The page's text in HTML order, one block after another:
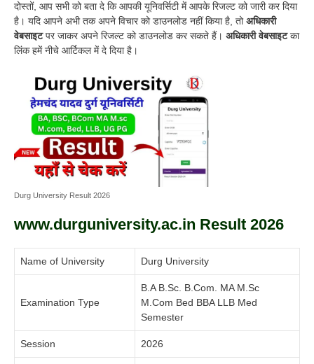
दोस्तों, आप सभी को बता दे कि आपकी यूनिवर्सिटी में आपके रिजल्ट को जारी कर दिया
है। यदि आपने अभी तक अपने विचार को डाउनलोड नहीं किया है, तोअधिकारी
वेबसाइटपर जाकर अपने रिजल्ट को डाउनलोड कर सकते हैं। अधिकारी वेबसाइटका
लिंक हमें नीचे आर्टिकल में दे दिया है।
Durg University Result 2026
www.durguniversity.ac.in Result 2026
Name of University Durg University
Examination Type
B.A B.Sc. B.Com. MA M.Sc
M.Com Bed BBA LLB Med
Semester
Session 2026